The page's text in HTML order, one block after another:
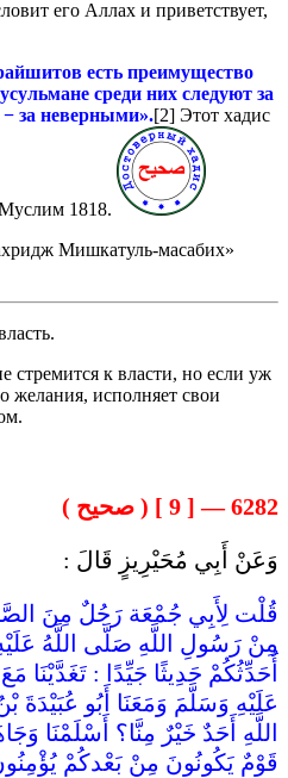
его Аллах и приветствует,
есть преимущество
среди них следуют за
за неверными».[2] Этот хадис
1818.
Мишкатуль-масабих»
стремится к власти, но если уж
желания, исполняет свои
6282 — [ 9 ] ( صحيح )
وَعَنْ أَبِي مُحَيْرِيزٍ قَالَ :
قُلْت لِأَبِي جُمْعَة رَجُلٌ مِنَ
مِنْ رَسُولِ اللَّهِ صَلَّى اللَّهُ
أُحَدِّثُكُمْ حَدِيثًا جَيِّدًا : تَغَدَّيْنَا
عَلَيْهِ وَسَلَّمَ وَمَعَنَا أَبُو عُبَيْدَةَ
اللَّهِ أَحَدٌ خَيْرٌ مِنَّا؟ أَسْلَمْنَا
قَوْمٌ يَكُونُونَ مِنْ بَعْدكُمْ